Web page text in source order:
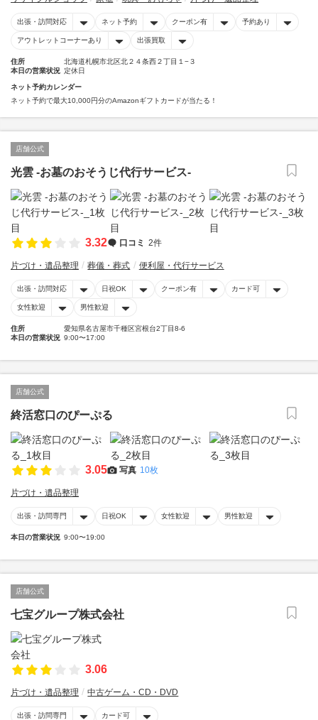
出張・訪問対応 ネット予約 クーポン有 予約あり
アウトレットコーナーあり 出張買取
住所
北海道札幌市北区北２４条西２丁目１−３
本日の営業状況 定休日
ネット予約カレンダー
ネット予約で最大10,000円分のAmazonギフトカードが当たる！
店舗公式
光雲 -お墓のおそうじ代行サービス-
3.32 口コミ 2件
片づけ・遺品整理 葬儀・葬式 便利屋・代行サービス
出張・訪問対応 日祝OK クーポン有 カード可
女性歓迎 男性歓迎
住所
愛知県名古屋市千種区宮根台2丁目8-6
本日の営業状況 9:00〜17:00
店舗公式
終活窓口のぴーぷる
3.05 写真 10枚
片づけ・遺品整理
出張・訪問専門 日祝OK 女性歓迎 男性歓迎
本日の営業状況 9:00〜19:00
店舗公式
七宝グループ株式会社
3.06
片づけ・遺品整理 中古ゲーム・CD・DVD
出張・訪問専門 カード可